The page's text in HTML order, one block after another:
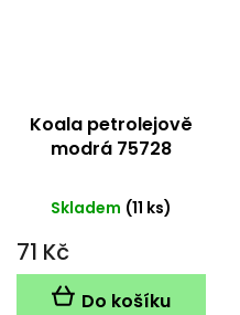
Koala petrolejově
modrá 75728
Skladem (11 ks)
71 Kč
Do košíku